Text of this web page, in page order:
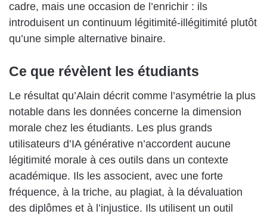
cadre, mais une occasion de l’enrichir : ils
introduisent un continuum légitimité-illégitimité plutôt
qu’une simple alternative binaire.
Ce que révèlent les étudiants
Le résultat qu’Alain décrit comme l’asymétrie la plus
notable dans les données concerne la dimension
morale chez les étudiants. Les plus grands
utilisateurs d’IA générative n’accordent aucune
légitimité morale à ces outils dans un contexte
académique. Ils les associent, avec une forte
fréquence, à la triche, au plagiat, à la dévaluation
des diplômes et à l’injustice. Ils utilisent un outil